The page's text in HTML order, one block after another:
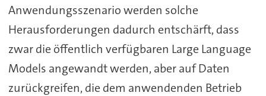
Anwendungsszenario werden solche
Herausforderungen dadurch entschärft, dass
zwar die öffentlich verfügbaren Large Language
Models angewandt werden, aber auf Daten
zurückgreifen, die dem anwendenden Betrieb